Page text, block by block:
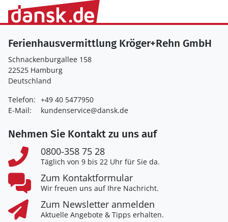
Ferienhausvermittlung Kröger+Rehn GmbH
Schnackenburgallee 158
22525 Hamburg
Deutschland
Telefon: +49 40 5477950
E-Mail:
kundenservice@dansk.de
Nehmen Sie Kontakt zu uns auf
0800-358 75 28
Täglich von 9 bis 22 Uhr für Sie da.
Zum Kontaktformular
Wir freuen uns auf Ihre Nachricht.
Zum Newsletter anmelden
Aktuelle Angebote & Tipps erhalten.